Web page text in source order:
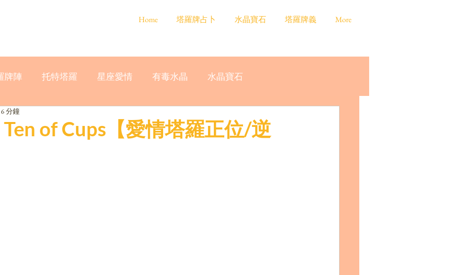
牌陣 托特塔羅 星座愛情 有毒水晶 水晶寶石
of Cups【愛情塔羅正位/逆
分鐘
Home 塔羅牌占卜 水晶寶石 塔羅牌義 More